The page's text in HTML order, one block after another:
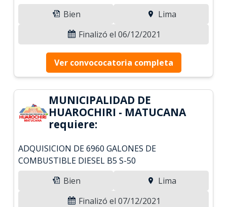
Bien
Lima
Finalizó el 06/12/2021
Ver convococatoria completa
MUNICIPALIDAD DE
HUAROCHIRI - MATUCANA
requiere:
ADQUISICION DE 6960 GALONES DE
COMBUSTIBLE DIESEL B5 S-50
Bien
Lima
Finalizó el 07/12/2021